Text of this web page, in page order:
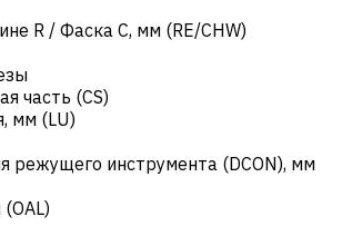
R / Фаска C, мм (RE/CHW)
часть (CS)
мм (LU)
режущего инструмента (DCON), мм